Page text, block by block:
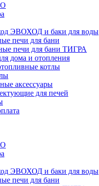
ЭВОХОД и баки для воды
печи для бани
печи для бани ТИГРА
дома и отопления
котлы
аксессуары
для печей
ЭВОХОД и баки для воды
печи для бани